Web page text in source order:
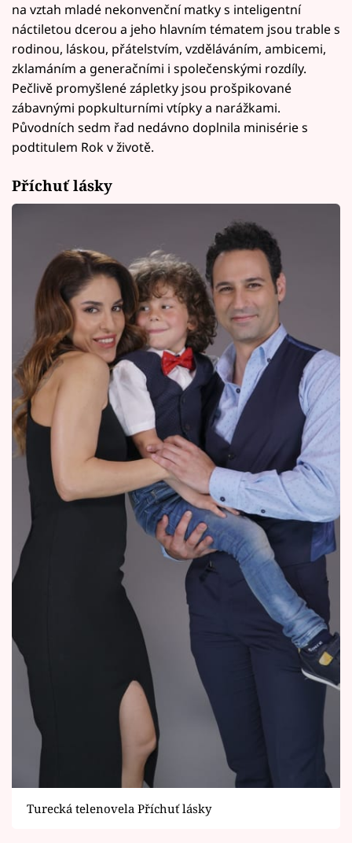
na vztah mladé nekonvenční matky s inteligentní
náctiletou dcerou a jeho hlavním tématem jsou trable s
rodinou, láskou, přátelstvím, vzděláváním, ambicemi,
zklamáním a generačními i společenskými rozdíly.
Pečlivě promyšlené zápletky jsou prošpikované
zábavnými popkulturními vtípky a narážkami.
Původních sedm řad nedávno doplnila minisérie s
podtitulem Rok v životě.
Příchuť lásky
Turecká telenovela Příchuť lásky